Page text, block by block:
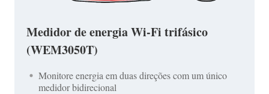
Medidor de energia Wi-Fi trifásico
(WEM3050T)
Monitore energia em duas direções com um único
medidor bidirecional